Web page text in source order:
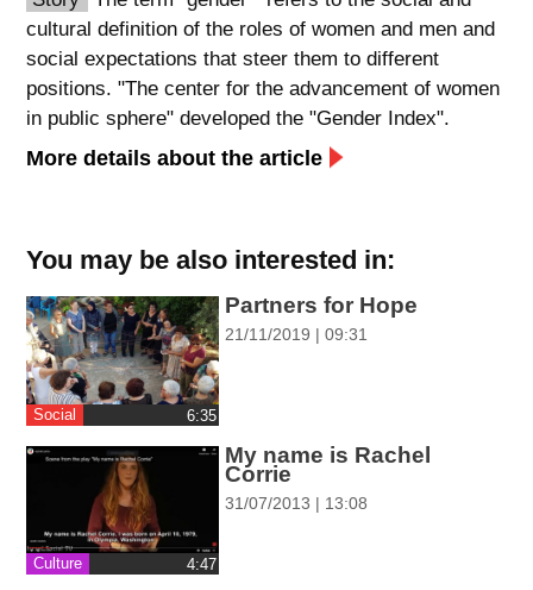
spellcheck
גופן קריא
ניגודיות צבעים
קישורים
font_download
סימון קישורים
cached
איפוס
flag
cultural definition of the roles of women and men and
social expectations that steer them to different
positions. "The center for the advancement of women
in public sphere" developed the "Gender Index".
More details about the article
You may be also interested in:
Social ‎6:35
Partners for Hope
21/11/2019 | 09:31
Culture ‎4:47
My name is Rachel
Corrie
31/07/2013 | 13:08